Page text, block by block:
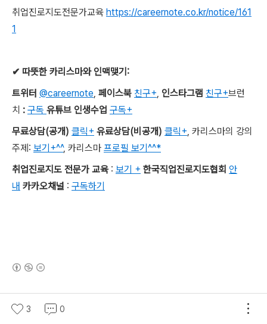
취업진로지도전문가교육 https://careernote.co.kr/notice/161
1
✔ 따뜻한 카리스마와 인맥맺기 :
트위터 @careernote 페이스북 친구+ 인스타그램 친구+브런
치 : 구독 유튜브 인생수업 구독+
무료상담(공개) 클릭+ 유료상담(비공개) 클릭+ 카리스마의 강의
주제 : 보기+^^, 카리스마 프로필 보기^^*
취업진로지도 전문가 교육 : 보기 + 한국직업진로지도협회 안
내 카카오채널 : 구독하기
정철상의 커리어노트
3 0